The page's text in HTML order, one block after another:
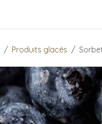
Produits glacés